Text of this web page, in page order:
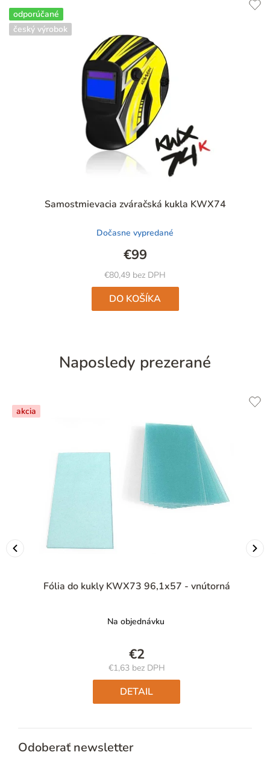
odporúčané
český výrobok
Samostmievacia zváračská kukla KWX74
Priemerné
hodnotenie
je
5,0
z
5
hviezdičiek.
Dočasne vypredané
€80,49 bez DPH
€99
DO KOŠÍKA
Naposledy prezerané
akcia
Fólia do kukly KWX73 96,1x57 - vnútorná
Na objednávku
€2
€1,63 bez DPH
Jednotková
cena:
DETAIL
Odoberať newsletter